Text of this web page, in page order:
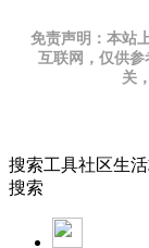
免责声明：本站
互联网，仅供
关
搜索工具社区生活
搜索